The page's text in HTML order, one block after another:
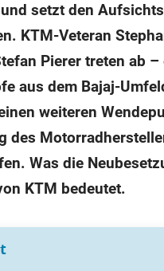
setzt den
KTM-Veteran
Pierer treten ab
aus dem Bajaj-
weiteren
des
Was die
KTM bedeutet.